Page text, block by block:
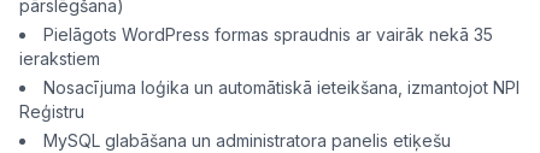
pārslēgšana)
Pielāgots WordPress formas spraudnis ar vairāk nekā 35
ierakstiem
Nosacījuma loģika un automātiskā ieteikšana, izmantojot NPI
Reģistru
MySQL glabāšana un administratora panelis etiķešu